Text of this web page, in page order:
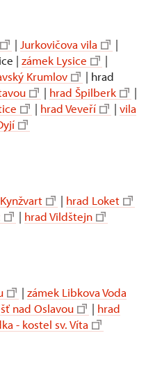
| Jurkovičova vila
|
| zámek Lysice
|
Krumlov
| hrad
| hrad Špilberk
|
| hrad Veveří | vila
| hrad Loket
| hrad Vildštejn
| zámek Libkova Voda
nad Oslavou | hrad
- kostel sv. Víta